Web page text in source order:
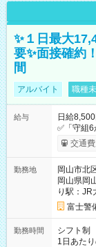
✨１日最大
要✨面接確約
間
アルバイト 職種
給与
日給
✅「守組6か条」
上記評価
を支給
14,375円
者が現場
時間の場
り上位の
れます！ ※日当支給時振込手数料等は一切ありません。 【試用
期間】試
交通
勤務地
岡山市北
岡山県岡
り駅：JR
富士警
勤務時間
シフト制
1日あた